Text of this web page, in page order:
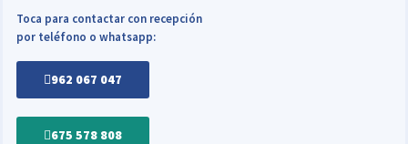
Toca para contactar con recepción
por teléfono o whatsapp:
962 067 047
675 578 808